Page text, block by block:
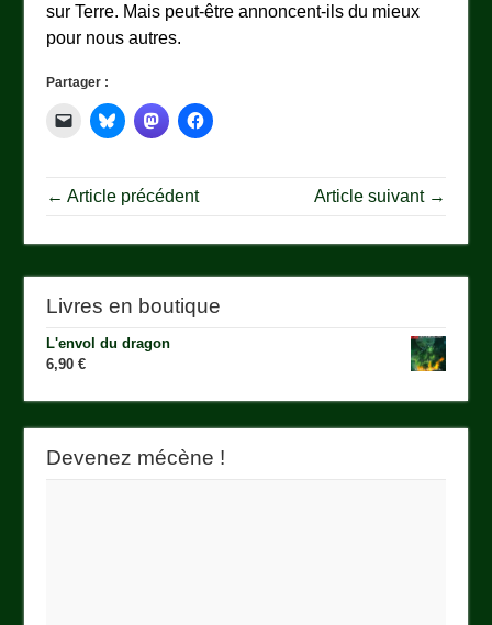
sur Terre. Mais peut-être annoncent-ils du mieux
pour nous autres.
Partager :
← Article précédent Article suivant →
Livres en boutique
L'envol du dragon
6,90€
Devenez mécène !